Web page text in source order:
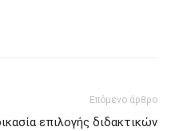
Επόμενο άρθρο
επιλογής διδακτικών